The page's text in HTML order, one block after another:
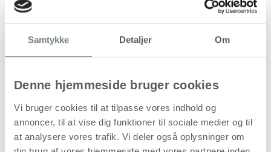
Samtykke Detaljer Om
Denne hjemmeside bruger cookies
Vi bruger cookies til at tilpasse vores indhold og
annoncer, til at vise dig funktioner til sociale medier og til
at analysere vores trafik. Vi deler også oplysninger om
stk
17,94
Leveringsomkostninger
Læg i kurven